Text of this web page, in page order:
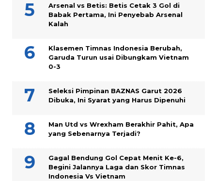
Arsenal vs Betis: Betis Cetak 3 Gol di
Babak Pertama, Ini Penyebab Arsenal
Kalah
Klasemen Timnas Indonesia Berubah,
Garuda Turun usai Dibungkam Vietnam
0-3
Seleksi Pimpinan BAZNAS Garut 2026
Dibuka, Ini Syarat yang Harus Dipenuhi
Man Utd vs Wrexham Berakhir Pahit, Apa
yang Sebenarnya Terjadi?
Gagal Bendung Gol Cepat Menit Ke-6,
Begini Jalannya Laga dan Skor Timnas
Indonesia Vs Vietnam